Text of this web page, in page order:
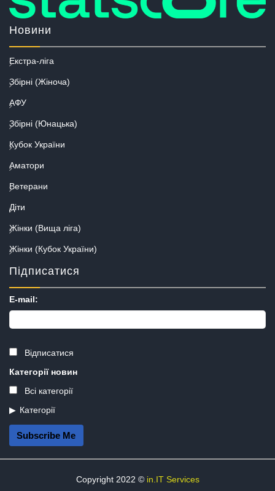
Новини
Екстра-ліга
Збірні (Жіноча)
АФУ
Збірні (Юнацька)
Кубок України
Аматори
Ветерани
Діти
Жінки (Вища ліга)
Жінки (Кубок України)
Підписатися
E-mail:
Відписатися
Категорії новин
Всі категорії
Категорії
Subscribe Me
Copyright 2022 © in.IT Services